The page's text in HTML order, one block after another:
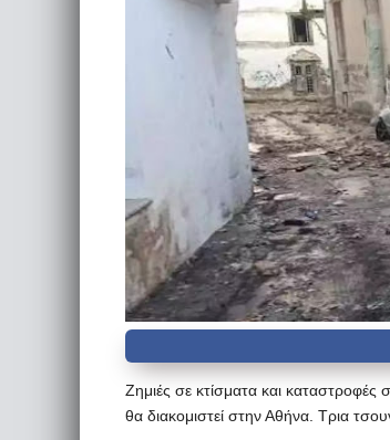
Ζημιές σε κτίσματα και
θα διακομιστεί στην Αθήνα. Τρια